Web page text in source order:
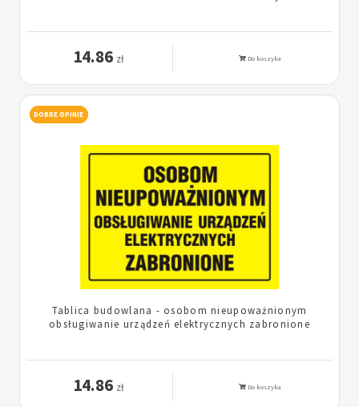
14.86 zł Do koszyka
DOBRE OPINIE
Tablica budowlana - osobom nieupoważnionym
obsługiwanie urządzeń elektrycznych zabronione
14.86 zł Do koszyka